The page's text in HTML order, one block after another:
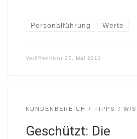
Personalführung Werte
Veröffentlicht 27. Mai 2013
KUNDENBEREICH TIPPS
Geschützt: Die